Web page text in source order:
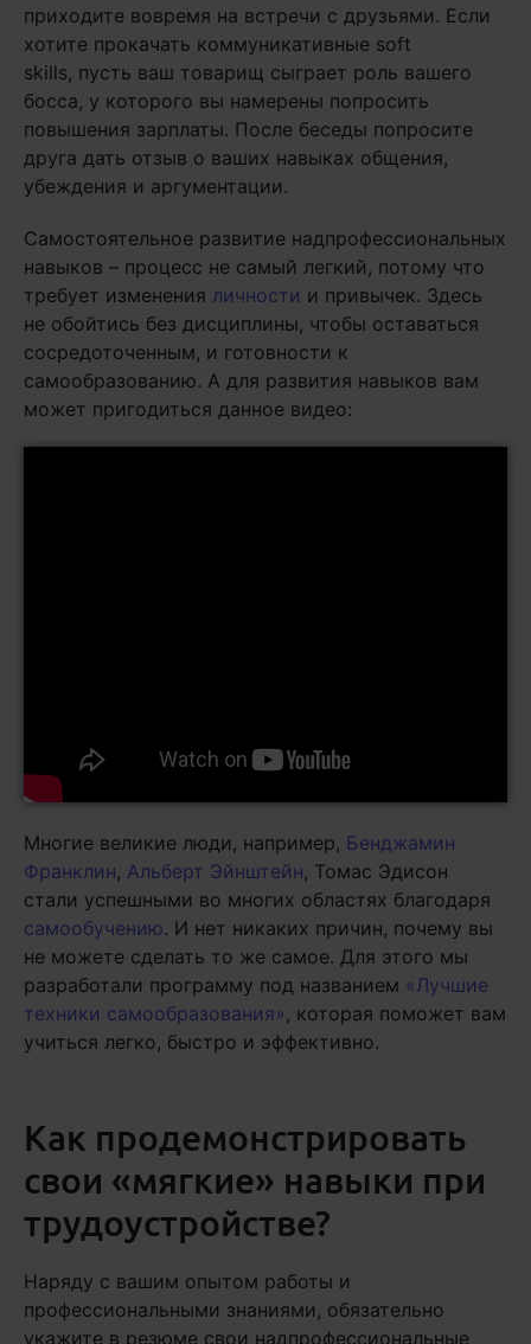
приходите вовремя на встречи с друзьями. Если
хотите прокачать коммуникативные soft
skills, пусть ваш товарищ сыграет роль вашего
босса, у которого вы намерены попросить
повышения зарплаты. После беседы попросите
друга дать отзыв о ваших навыках общения,
убеждения и аргументации.
Самостоятельное развитие надпрофессиональных
навыков – процесс не самый легкий, потому что
требует изменения личности и привычек. Здесь
не обойтись без дисциплины, чтобы оставаться
сосредоточенным, и готовности к
самообразованию. А для развития навыков вам
может пригодиться данное видео:
Многие великие люди, например, Бенджамин
Франклин, Альберт Эйнштейн, Томас Эдисон
стали успешными во многих областях благодаря
самообучению. И нет никаких причин, почему вы
не можете сделать то же самое. Для этого мы
разработали программу под названием «Лучшие
техники самообразования» , которая поможет вам
учиться легко, быстро и эффективно.
Как продемонстрировать
свои «мягкие» навыки при
трудоустройстве?
Наряду с вашим опытом работы и
профессиональными знаниями, обязательно
укажите в резюме свои надпрофессиональные